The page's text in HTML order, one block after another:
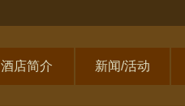
酒店简介 新闻/活动